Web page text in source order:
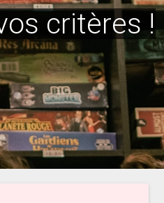
critères !